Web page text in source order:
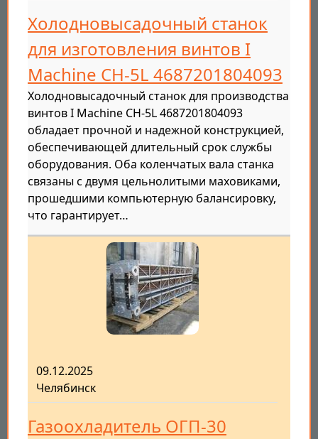
Холодновысадочный станок
для изготовления винтов I
Machine CH-5L 4687201804093
Холодновысадочный станок для производства
винтов I Machine CH-5L 4687201804093
обладает прочной и надежной конструкцией,
обеспечивающей длительный срок службы
оборудования. Оба коленчатых вала станка
связаны с двумя цельнолитыми маховиками,
прошедшими компьютерную балансировку,
что гарантирует…
09.12.2025
Челябинск
Газоохладитель ОГП-30